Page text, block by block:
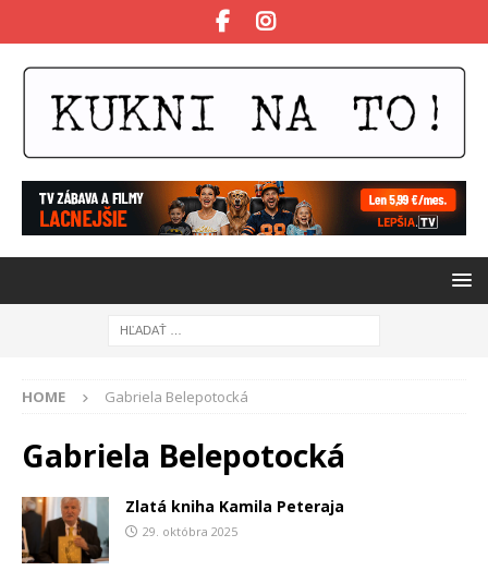
HOME Gabriela Belepotocká
Gabriela Belepotocká
Zlatá kniha Kamila Peteraja
29. októbra 2025